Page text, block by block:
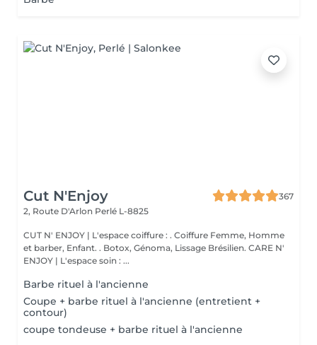
Cut N'Enjoy
367
2, Route D'Arlon Perlé L-8825
CUT N' ENJOY | L'espace coiffure : . Coiffure Femme, Homme
et barber, Enfant. . Botox, Génoma, Lissage Brésilien. CARE N'
ENJOY | L'espace soin : ...
Barbe rituel à l'ancienne
Coupe + barbe rituel à l'ancienne (entretient +
contour)
coupe tondeuse + barbe rituel à l'ancienne